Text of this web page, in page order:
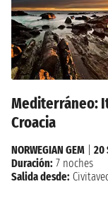
Mediterráneo:
Croacia
NORWEGIAN GEM
20
Duración: 7 noches
Salida desde: